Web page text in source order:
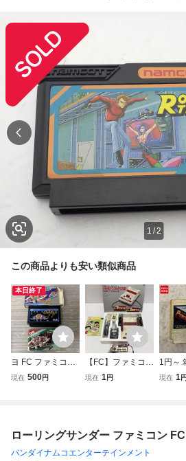
1 /2
この商品よりも安い類似商品
本日終了
ヨ FC ファミコン
ギャラガ 箱付 動
現在 500円
【FC】ファミコン
□本体□未使用コン
現在 1円
1円～
ァミコ
現在 1円
ローリングサンダー ファミコン FC
バンダイナムコエンターテインメント